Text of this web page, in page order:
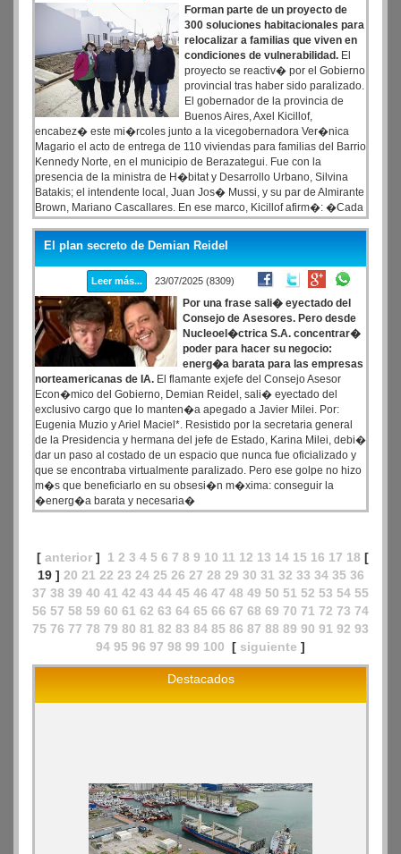
Forman parte de un proyecto de
300 soluciones habitacionales para
relocalizar a familias que viven en
condiciones de vulnerabilidad. El
proyecto se reactiv� por el Gobierno
provincial tras haber sido paralizado.
El gobernador de la provincia de
Buenos Aires, Axel Kicillof,
encabez� este mi�rcoles junto a la vicegobernadora Ver�nica
Magario el acto de entrega de 110 viviendas para familias del Barrio
Kennedy Norte, en el municipio de Berazategui. Fue con la
presencia de la ministra de H�bitat y Desarrollo Urbano, Silvina
Batakis; el intendente local, Juan Jos� Mussi, y su par de Almirante
Brown, Mariano Cascallares. En ese marco, Kicillof afirm�: �Cada
una de estas viviendas cuenta una historia de esperanza, de
abandono y de reconstrucci�n: despu�s de haber sido
paralizadas por la derecha y vandalizadas, hicimos un gran
esfuerzo para reactivar las obras y que hoy se transformen en un
acto de dignidad para nuestro pueblo�.
El plan secreto de Demian Reidel
Leer más... 23/07/2025 (8309)
Por una frase sali� eyectado del
Consejo de Asesores. Pero desde
Nucleoel�ctrica S.A. concentrar�
poder para hacer su negocio:
energ�a barata para las empresas
norteamericanas de IA. El flamante exjefe del Consejo Asesor
Econ�mico del Gobierno, Demian Reidel, sali� eyectado del
exclusivo cargo que lo manten�a apegado a Javier Milei. Por:
Eugenia Muzio y Ariel Maciel*. Resistido por la secretaria general
de la Presidencia y hermana del jefe de Estado, Karina Milei, debi�
dar un paso al costado de un espacio que nunca fue oficializado y
que se encontraba virtualmente paralizado. Pero ese golpe no hizo
m�s que beneficiarlo en su obsesi�n m�xima: conseguir la
�energ�a barata y necesaria�
[ anterior] 1 2 3 4 5 6 7 8 9 10 11 12 13 14 15 16 17 18 [
19 ] 20 21 22 23 24 25 26 27 28 29 30 31 32 33 34 35 36
37 38 39 40 41 42 43 44 45 46 47 48 49 50 51 52 53 54 55
56 57 58 59 60 61 62 63 64 65 66 67 68 69 70 71 72 73 74
75 76 77 78 79 80 81 82 83 84 85 86 87 88 89 90 91 92 93
94 95 96 97 98 99 100 [ siguiente ]
Destacados